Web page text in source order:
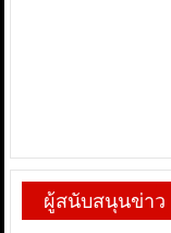
ผู้สนับสนุนข่าว